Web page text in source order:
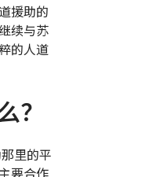
援助的
续与苏
的人道
？
里的平
要合作